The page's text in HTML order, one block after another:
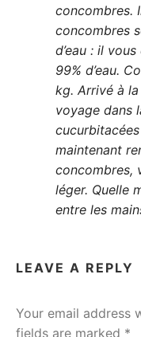
concombres.
concombres
d’eau : il
99% d’eau.
kg. Arrivé à
voyage dans
maintenant
concombres,
léger. Quelle
entre les
LEAVE A REPLY
Your email address
fields are marked *